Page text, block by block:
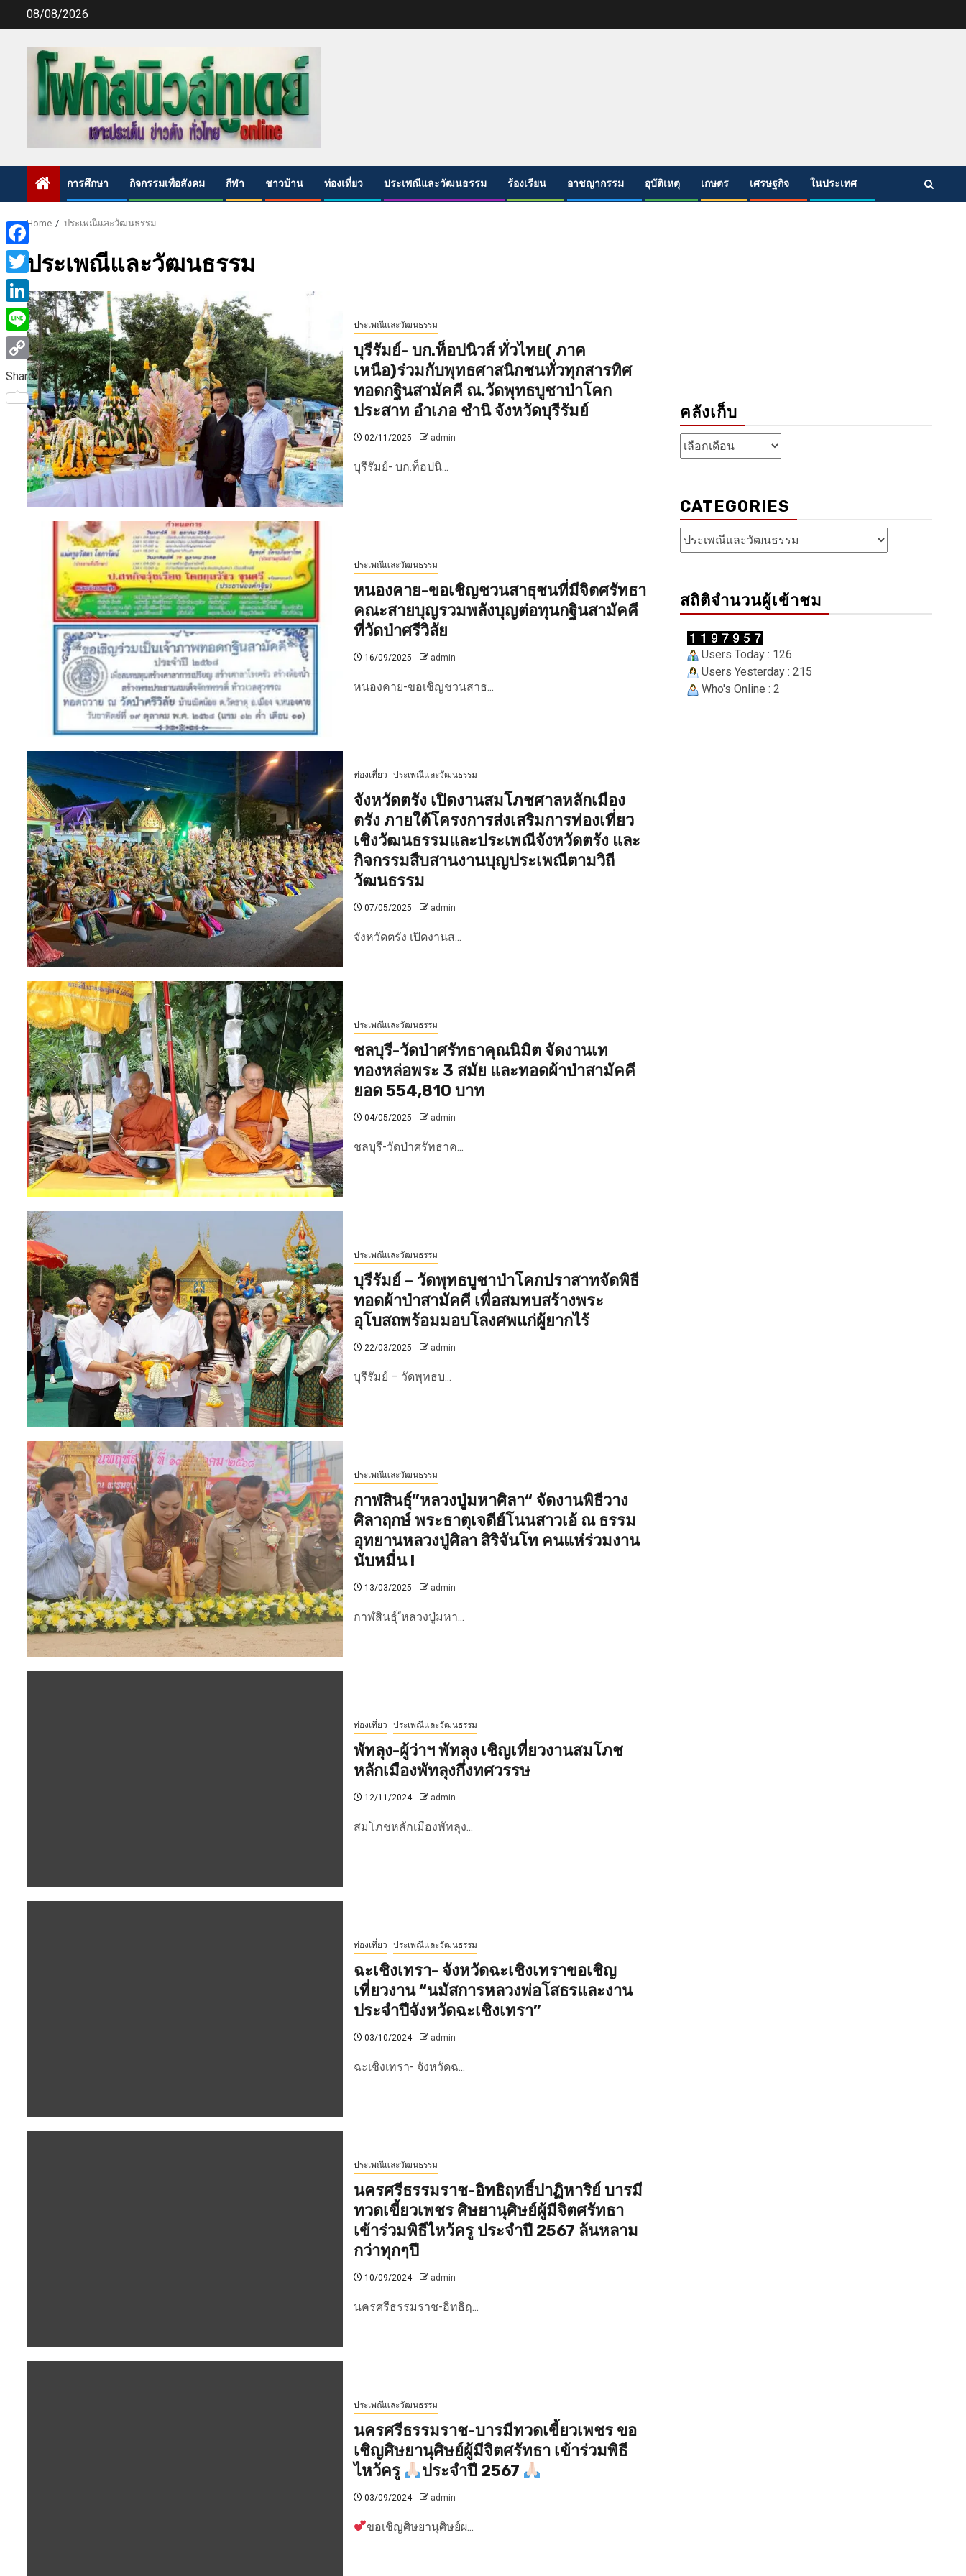
08/08/2026
การศึกษา กิจกรรมเพื่อสังคม กีฬา ชาวบ้าน ท่องเที่ยว ประเพณีและวัฒนธรรม ร้องเรียน อาชญากรรม อุบัติเหตุ เกษตร เศรษฐกิจ ในประเทศ
Home ประเพณีและวัฒนธรรม
ประเพณีและวัฒนธรรม
ประเพณีและวัฒนธรรม
บุรีรัมย์- บก.ท็อปนิวส์ ทั่วไทย( ภาค
เหนือ)ร่วมกับพุทธศาสนิกชนทั่วทุกสารทิศ
ทอดกฐินสามัคคี ณ.วัดพุทธบูชาป่าโคก
ประสาท อำเภอ ชำนิ จังหวัดบุรีรัมย์
02/11/2025 admin
บุรีรัมย์- บก.ท็อปนิ...
ประเพณีและวัฒนธรรม
หนองคาย-ขอเชิญชวนสาธุชนที่มีจิตศรัทธา
คณะสายบุญรวมพลังบุญต่อทุนกฐินสามัคคี
ที่วัดป่าศรีวิลัย
16/09/2025 admin
หนองคาย-ขอเชิญชวนสาธ...
ท่องเที่ยว ประเพณีและวัฒนธรรม
จังหวัดตรัง เปิดงานสมโภชศาลหลักเมือง
ตรัง ภายใต้โครงการส่งเสริมการท่องเที่ยว
เชิงวัฒนธรรมและประเพณีจังหวัดตรัง และ
กิจกรรมสืบสานงานบุญประเพณีตามวิถี
วัฒนธรรม
07/05/2025 admin
จังหวัดตรัง เปิดงานส...
ประเพณีและวัฒนธรรม
ชลบุรี-วัดป่าศรัทธาคุณนิมิต จัดงานเท
ทองหล่อพระ 3 สมัย และทอดผ้าป่าสามัคคี
ยอด 554,810 บาท
04/05/2025 admin
ชลบุรี-วัดป่าศรัทธาค...
ประเพณีและวัฒนธรรม
บุรีรัมย์ – วัดพุทธบูชาป่าโคกปราสาทจัดพิธี
ทอดผ้าป่าสามัคคี เพื่อสมทบสร้างพระ
อุโบสถพร้อมมอบโลงศพแก่ผู้ยากไร้
22/03/2025 admin
บุรีรัมย์ – วัดพุทธบ...
ประเพณีและวัฒนธรรม
กาฬสินธุ์”หลวงปู่มหาศิลา“ จัดงานพิธีวาง
ศิลาฤกษ์ พระธาตุเจดีย์โนนสาวเอ้ ณ ธรรม
อุทยานหลวงปู่ศิลา สิริจันโท คนแห่ร่วมงาน
นับหมื่น !
13/03/2025 admin
กาฬสินธุ์“หลวงปู่มหา...
ท่องเที่ยว ประเพณีและวัฒนธรรม
พัทลุง-ผู้ว่าฯ พัทลุง เชิญเที่ยวงานสมโภช
หลักเมืองพัทลุงกึ่งทศวรรษ
12/11/2024 admin
สมโภชหลักเมืองพัทลุง...
ท่องเที่ยว ประเพณีและวัฒนธรรม
ฉะเชิงเทรา- จังหวัดฉะเชิงเทราขอเชิญ
เที่ยวงาน “นมัสการหลวงพ่อโสธรและงาน
ประจำปีจังหวัดฉะเชิงเทรา”
03/10/2024 admin
ฉะเชิงเทรา- จังหวัดฉ...
ประเพณีและวัฒนธรรม
นครศรีธรรมราช-อิทธิฤทธิ์ปาฏิหาริย์ บารมี
ทวดเขี้ยวเพชร ศิษยานุศิษย์ผู้มีจิตศรัทธา
เข้าร่วมพิธีไหว้ครู ประจำปี 2567 ล้นหลาม
กว่าทุกๆปี
10/09/2024 admin
นครศรีธรรมราช-อิทธิฤ...
ประเพณีและวัฒนธรรม
นครศรีธรรมราช-บารมีทวดเขี้ยวเพชร ขอ
เชิญศิษยานุศิษย์ผู้มีจิตศรัทธา เข้าร่วมพิธี
ไหว้ครู
ประจำปี 2567
03/09/2024 admin
ขอเชิญศิษยานุศิษย์ผ...
คลังเก็บ
คลัง
เก็บ
CATEGORIES
Categories
สถิติจำนวนผู้เข้าชม
Users Today : 126
Users Yesterday : 215
Who's Online : 2
Facebook
Twitter
LinkedIn
Line
Copy
Link
Share